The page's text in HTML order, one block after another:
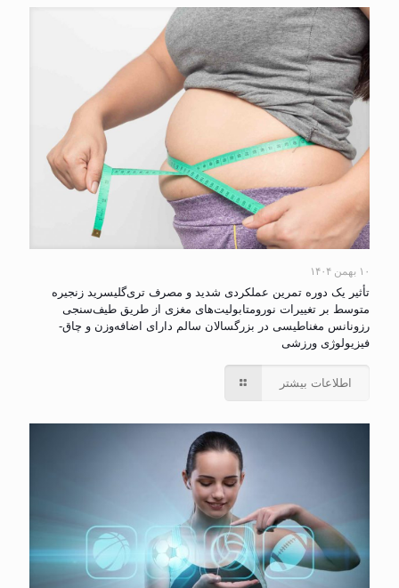
۱۰ بهمن ۱۴۰۴
تأثیر یک دوره تمرین عملکردی شدید و مصرف تری‌گلیسرید زنجیره
متوسط بر تغییرات نورومتابولیت‌های مغزی از طریق طیف‌سنجی
رزونانس مغناطیسی در بزرگسالان سالم دارای اضافه‌وزن و چاق-
فیزیولوژی ورزشی
اطلاعات بیشتر